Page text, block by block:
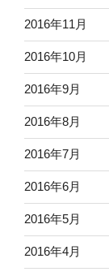
2016年11月
2016年10月
2016年9月
2016年8月
2016年7月
2016年6月
2016年5月
2016年4月